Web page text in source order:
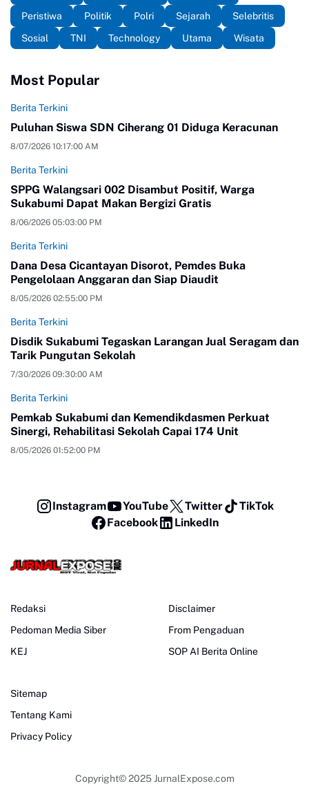
Peristiwa
Politik Polri Sejarah
Selebritis
Sosial
TNI Technology Utama Wisata
Most Popular
Berita Terkini
Puluhan Siswa SDN Ciherang 01 Diduga Keracunan
8/07/2026 10:17:00 AM
Berita Terkini
SPPG Walangsari 002 Disambut Positif, Warga
Sukabumi Dapat Makan Bergizi Gratis
8/06/2026 05:03:00 PM
Berita Terkini
Dana Desa Cicantayan Disorot, Pemdes Buka
Pengelolaan Anggaran dan Siap Diaudit
8/05/2026 02:55:00 PM
Berita Terkini
Disdik Sukabumi Tegaskan Larangan Jual Seragam dan
Tarik Pungutan Sekolah
7/30/2026 09:30:00 AM
Berita Terkini
Pemkab Sukabumi dan Kemendikdasmen Perkuat
Sinergi, Rehabilitasi Sekolah Capai 174 Unit
8/05/2026 01:52:00 PM
Instagram YouTube Twitter
TikTok
Facebook
LinkedIn
Redaksi
Pedoman Media Siber
KEJ
Disclaimer
From Pengaduan
SOP AI Berita Online
Sitemap
Tentang Kami
Privacy Policy
Copyright© 2025 JurnalExpose.com